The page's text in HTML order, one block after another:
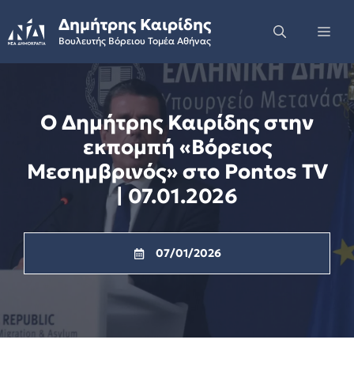
to
content
Δημήτρης Καιρίδης
Βουλευτής Βόρειου Τομέα Αθήνας
Ο Δημήτρης Καιρίδης στην
εκπομπή «Βόρειος
Μεσημβρινός» στο Pontos TV
| 07.01.2026
07/01/2026